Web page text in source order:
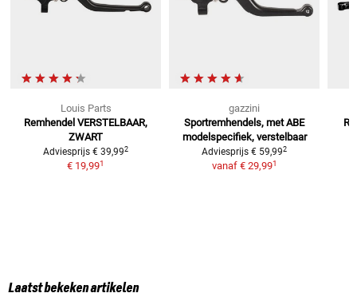
Louis Parts
Remhendel VERSTELBAAR,
ZWART
Adviesprijs € 39,992
€ 19,991
gazzini
Sportremhendels, met ABE
modelspecifiek, verstelbaar
Adviesprijs € 59,992
vanaf € 29,991
Laatst bekeken artikelen